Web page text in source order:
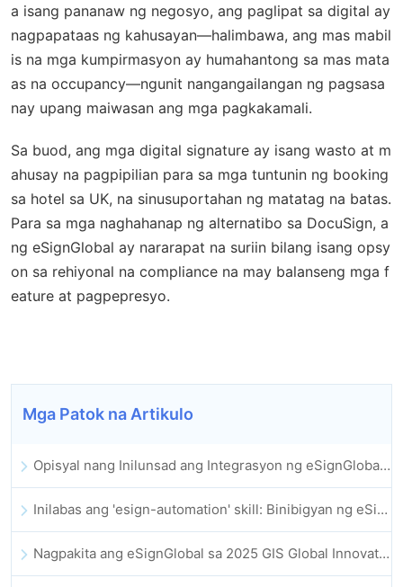
a isang pananaw ng negosyo, ang paglipat sa digital ay
nagpapataas ng kahusayan—halimbawa, ang mas mabil
is na mga kumpirmasyon ay humahantong sa mas mata
as na occupancy—ngunit nangangailangan ng pagsasa
nay upang maiwasan ang mga pagkakamali.
Sa buod, ang mga digital signature ay isang wasto at m
ahusay na pagpipilian para sa mga tuntunin ng booking
sa hotel sa UK, na sinusuportahan ng matatag na batas.
Para sa mga naghahanap ng alternatibo sa DocuSign, a
ng eSignGlobal ay nararapat na suriin bilang isang opsy
on sa rehiyonal na compliance na may balanseng mga f
eature at pagpepresyo.
Mga Patok na Artikulo
Opisyal nang Inilunsad ang Integrasyon ng eSignGlobal sa Lark Multi-dimensional Table: Buong Awtomatiko ang Pagpirma at Pag-archive ng Elektronikong Kontrata
Inilabas ang 'esign-automation' skill: Binibigyan ng eSignGlobal ang OpenClaw ng mga awtomatikong e-signature
Nagpakita ang eSignGlobal sa 2025 GIS Global Innovation Exhibition